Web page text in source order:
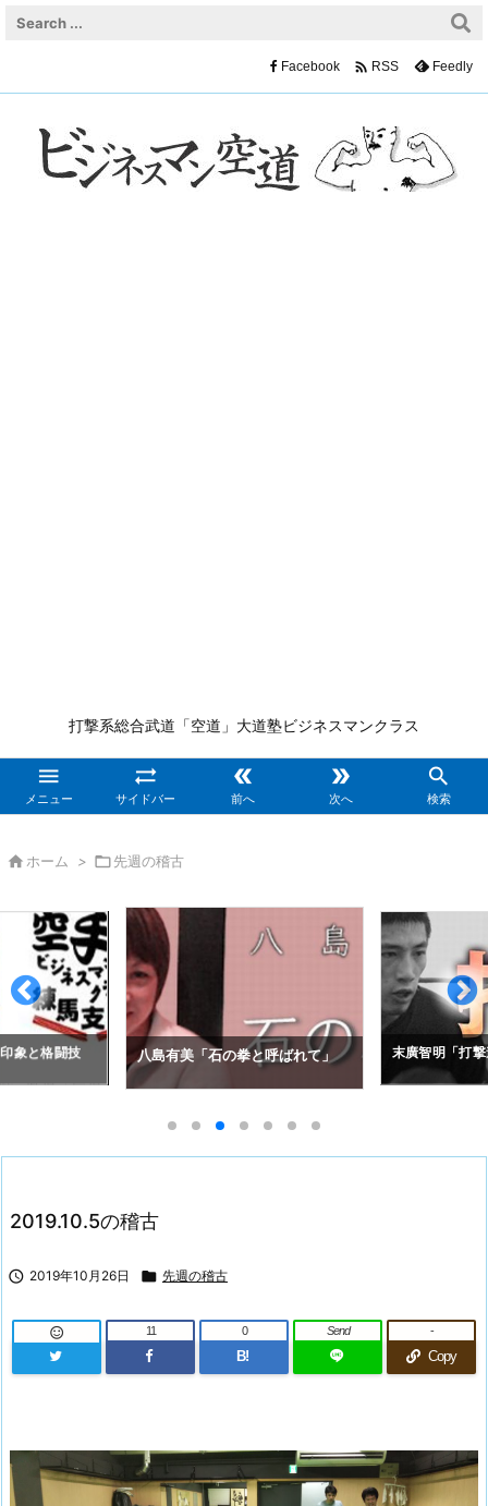
打撃系総合武道「空道」大道塾ビジネスマンクラス

メニュー

サイドバー

前へ

次へ

検索
Facebook  RSS Feedly
 ホーム > 先週の稽古
呼ばれて」 末廣智明「打撃道」
アレクセイ・
の空道入門」
2019.10.5の稽古
 2019年10月26日  先週の稽古
 11
B!
0 Send
Copy
-